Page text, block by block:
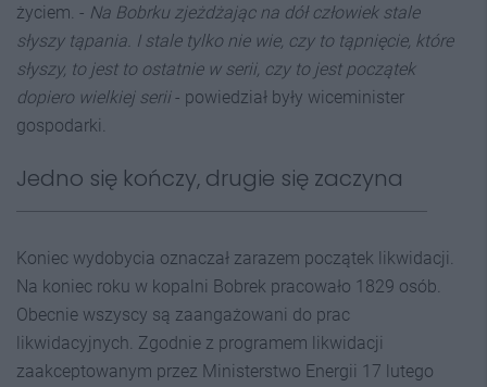
życiem. - Na Bobrku zjeżdżając na dół człowiek stale
słyszy tąpania. I stale tylko nie wie, czy to tąpnięcie, które
słyszy, to jest to ostatnie w serii, czy to jest początek
dopiero wielkiej serii- powiedział były wiceminister
gospodarki.
Jedno się kończy, drugie się zaczyna
Koniec wydobycia oznaczał zarazem początek likwidacji.
Na koniec roku w kopalni Bobrek pracowało 1829 osób.
Obecnie wszyscy są zaangażowani do prac
likwidacyjnych. Zgodnie z programem likwidacji
zaakceptowanym przez Ministerstwo Energii 17 lutego